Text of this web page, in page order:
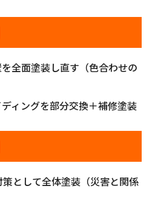
全面塗装し直す（色合わせの
ィングを部分交換＋補修塗装
として全体塗装（災害と関係